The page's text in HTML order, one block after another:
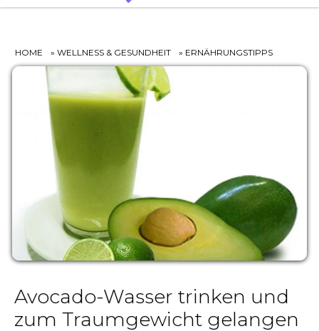
HOME » WELLNESS & GESUNDHEIT » ERNÄHRUNGSTIPPS
Avocado-Wasser trinken und
zum Traumgewicht gelangen